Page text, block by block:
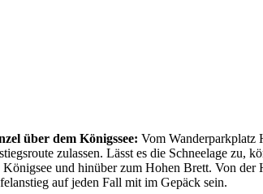
über dem Königssee: Vom Wanderparkplatz
zulassen. Lässt es die Schneelage zu,
und hinüber zum Hohen Brett. Von
auf jeden Fall mit im Gepäck sein.